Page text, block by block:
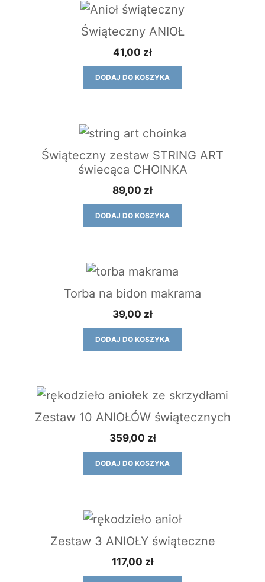
Świąteczny ANIOŁ
41,00 zł
DODAJ DO KOSZYKA
Świąteczny zestaw STRING ART
świecąca CHOINKA
89,00 zł
DODAJ DO KOSZYKA
Torba na bidon makrama
39,00 zł
DODAJ DO KOSZYKA
Zestaw 10 ANIOŁÓW świątecznych
359,00 zł
DODAJ DO KOSZYKA
Zestaw 3 ANIOŁY świąteczne
117,00 zł